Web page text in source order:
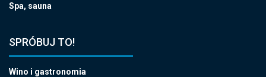
Spa, sauna
SPRÓBUJ TO!
Wino i gastronomia